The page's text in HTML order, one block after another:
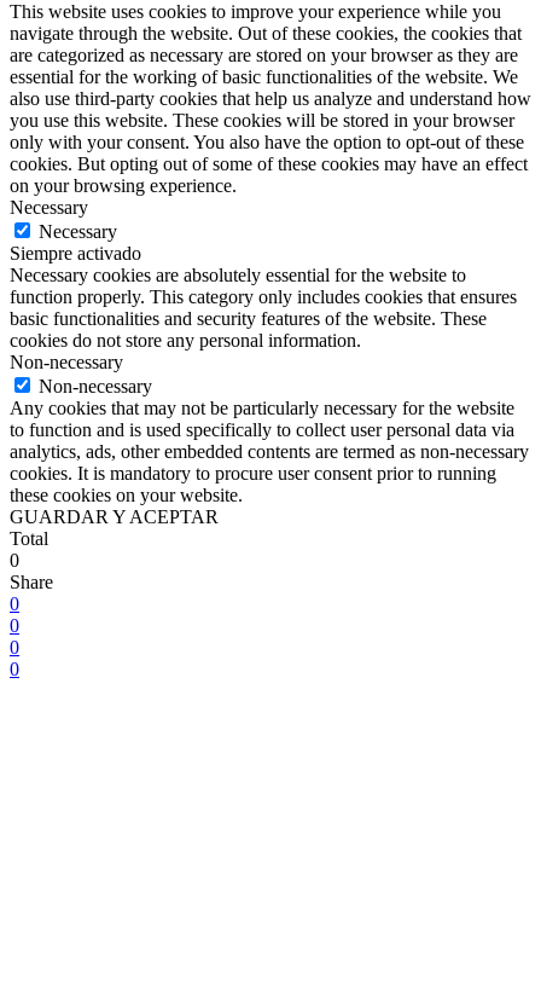
This website uses cookies to improve your experience while you
navigate through the website. Out of these cookies, the cookies that
are categorized as necessary are stored on your browser as they are
essential for the working of basic functionalities of the website. We
also use third-party cookies that help us analyze and understand how
you use this website. These cookies will be stored in your browser
only with your consent. You also have the option to opt-out of these
cookies. But opting out of some of these cookies may have an effect
on your browsing experience.
Necessary
Necessary
Siempre activado
Necessary cookies are absolutely essential for the website to
function properly. This category only includes cookies that ensures
basic functionalities and security features of the website. These
cookies do not store any personal information.
Non-necessary
Non-necessary
Any cookies that may not be particularly necessary for the website
to function and is used specifically to collect user personal data via
analytics, ads, other embedded contents are termed as non-necessary
cookies. It is mandatory to procure user consent prior to running
these cookies on your website.
GUARDAR Y ACEPTAR
Total
0
Share
0
0
0
0